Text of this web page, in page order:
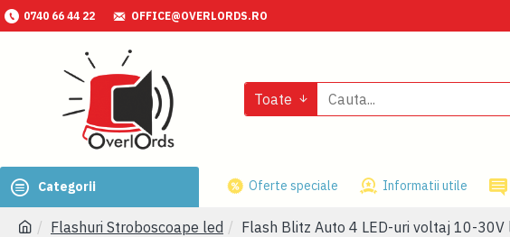
0740 66 44 22 OFFICE@OVERLORDS.RO
Toate
Categorii Oferte speciale Informatii utile
Flashuri Stroboscoape led Flash Blitz Auto 4 LED-uri voltaj 10-